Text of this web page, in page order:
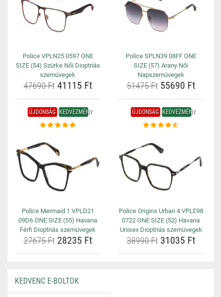
Police VPLN25 0597 ONE
SIZE (54) Szürke Női Dioptriás
szemüvegek
47690 Ft41115 Ft
Police SPLN39 08FF ONE
SIZE (57) Arany Női
Napszemüvegek
51475 Ft55690 Ft
ÚJDONSÁG KEDVEZMÉNY
Police Mermaid 1 VPLD21
09D6 ONE SIZE (55) Havana
Férfi Dioptriás szemüvegek
27675 Ft28235 Ft
ÚJDONSÁG KEDVEZMÉNY
Police Origins Urban 4 VPLE98
0722 ONE SIZE (52) Havana
Unisex Dioptriás szemüvegek
38990 Ft31035 Ft
KEDVENC E-BOLTOK